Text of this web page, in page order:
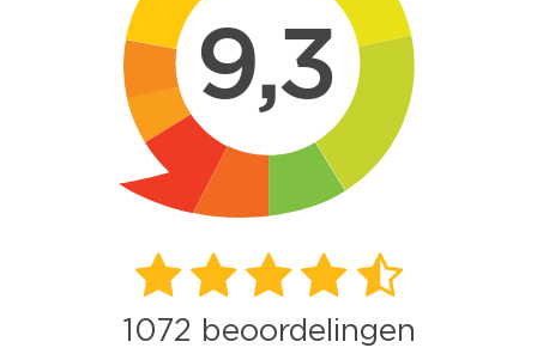
9,3
1072 beoordelingen